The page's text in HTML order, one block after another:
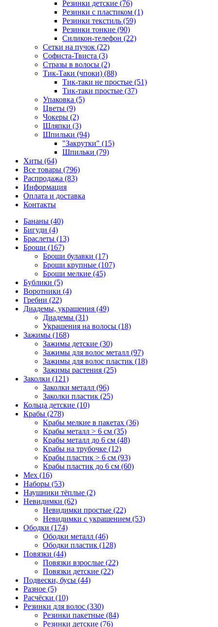
Резинки детские (76)
Резинки с пластиком (1)
Резинки текстиль (59)
Резинки тонкие (90)
Силикон-телефон (22)
Сетки на пучок (22)
Софиста-Твиста (3)
Стразы в волосы (2)
Тик-Таки (чпоки) (88)
Тик-таки не простые (51)
Тик-таки простые (37)
Упаковка (5)
Цветы (9)
Чокеры (2)
Шляпки (3)
Шпильки (94)
"Закрутки" (15)
Шпильки (79)
Хиты (64)
Все товары (796)
Распродажа (83)
Информация
Оплата и доставка
Контакты
Бананы (40)
Бигуди (4)
Браслеты (13)
Броши (167)
Броши булавки (17)
Броши крупные (107)
Броши мелкие (45)
Бублики (5)
Воротники (4)
Гребни (22)
Диадемы, украшения (49)
Диадемы (31)
Украшения на волосы (18)
Зажимы (168)
Зажимы детские (30)
Зажимы для волос металл (97)
Зажимы для волос пластик (18)
Зажимы растения (25)
Заколки (121)
Заколки металл (96)
Заколки пластик (25)
Кольца детские (10)
Крабы (278)
Крабы мелкие в пакетах (36)
Крабы металл > 6 см (35)
Крабы металл до 6 см (48)
Крабы на трубочке (12)
Крабы пластик > 6 см (93)
Крабы пластик до 6 см (60)
Мех (16)
Наборы (53)
Наушники тёплые (2)
Невидимки (62)
Невидимки простые (22)
Невидимки с украшением (53)
Ободки (174)
Ободки металл (46)
Ободки пластик (128)
Повязки (44)
Повязки взрослые (22)
Повязки детские (22)
Подвески, бусы (44)
Разное (5)
Расчёски (10)
Резинки для волос (330)
Резинки пакетные (84)
Резинки детские (76)